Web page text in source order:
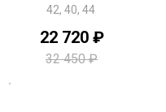
42, 40, 44
22 720 ₽
32 450 ₽